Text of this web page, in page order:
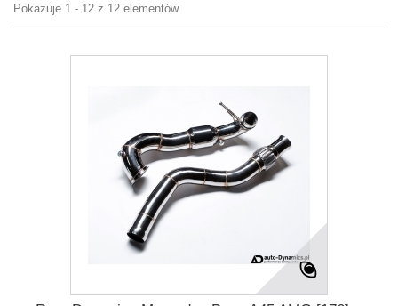
Pokazuje 1 - 12 z 12 elementów